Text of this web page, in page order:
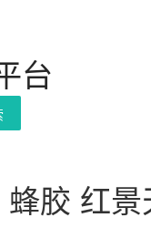
台
蜂胶 红景